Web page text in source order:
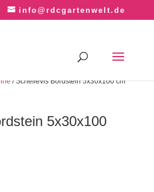
info@rdcgartenwelt.de
/ Schellevis Bordstein 5x30x100 cm
5x30x100